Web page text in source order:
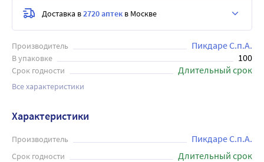
Производитель Пикдаре С.п.А.
В упаковке 100
Срок годности Длительный срок
Все характеристики
Доставка в2720 аптек в Москве
Характеристики
Производитель Пикдаре С.п.А.
Срок годности Длительный срок